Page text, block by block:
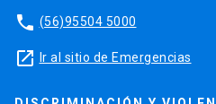
phone (56)95504 5000
launch Ir al sitio de Emergencias